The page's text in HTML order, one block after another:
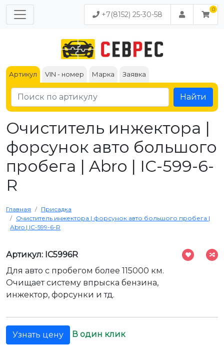
+7(8152) 25-30-58
Артикул VIN - номер Марка Заявка
Найти
Очиститель инжектора |
форсунок авто большого
пробега | Abro | IC-599-6-
R
Главная
Присадка
Очиститель инжектора | форсунок авто большого пробега |
Abro | IC-599-6-R
Артикул: IC5996R
Для авто с пробегом более 115000 км.
Очищает систему впрыска бензина,
инжектор, форсунки и тд.
Узнать цену В один клик